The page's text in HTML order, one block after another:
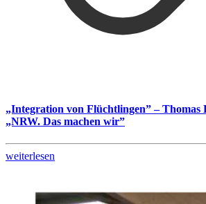
„Integration von Flüchtlingen” –
„NRW. Das machen wir”
weiterlesen